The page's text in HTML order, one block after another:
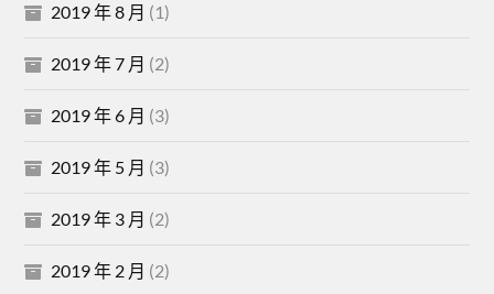
2019 年 8 月 (1)
2019 年 7 月 (2)
2019 年 6 月 (3)
2019 年 5 月 (3)
2019 年 3 月 (2)
2019 年 2 月 (2)